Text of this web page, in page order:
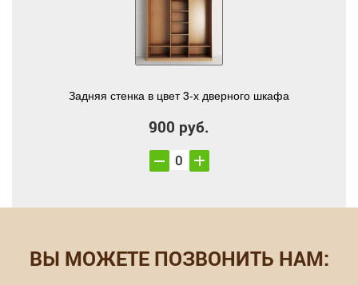
Задняя стенка в цвет 3-х дверного шкафа
900 руб.
ВЫ МОЖЕТЕ ПОЗВОНИТЬ НАМ: